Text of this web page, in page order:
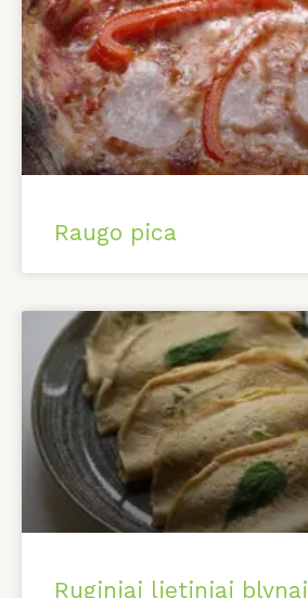
Raugo pica
Ruginiai lietiniai blynai